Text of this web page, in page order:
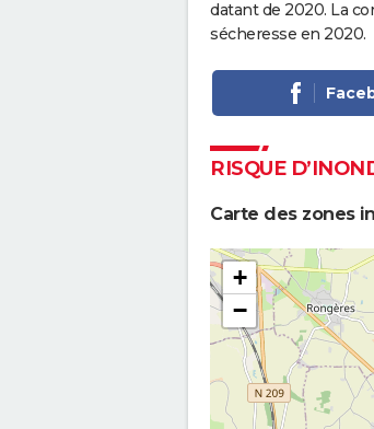
datant de 2020. La
sécheresse en 2020.
RISQUE
Carte des zones
+
−